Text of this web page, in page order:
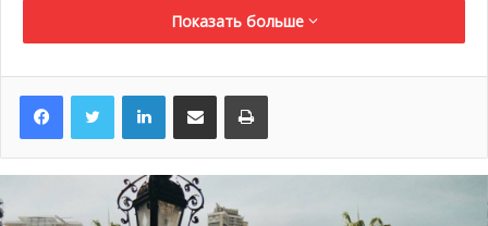
благотворительном вечере в
Париже
14 марта князь Альбер II и принцесса Шарлен
благотворительный гала-вечер Provale
национальным союзом регбистов Франции.
Мероприятие состоялось в роскошном отеле Four
Показать больше
LinkedInПоделиться по электронной почте Распечатать